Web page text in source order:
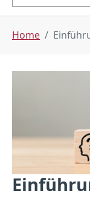
Home